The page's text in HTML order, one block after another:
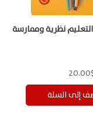
نظرية وممارسة